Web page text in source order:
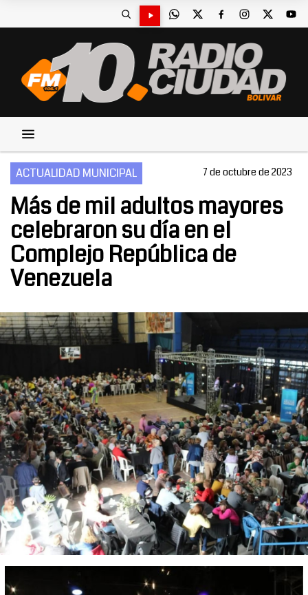
ACTUALIDAD MUNICIPAL 7 de octubre de 2023
Más de mil adultos mayores
celebraron su día en el
Complejo República de
Venezuela